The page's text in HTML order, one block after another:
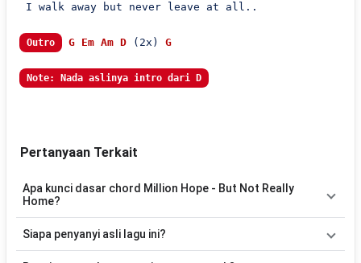
I walk away but never leave at all..
Outro G Em Am D (2x) G
Note: Nada aslinya intro dari D
Pertanyaan Terkait
Apa kunci dasar chord Million Hope - But Not Really
Home?
Am, D, C, Bm, E . Versi chord ini telah disederhanakan sehingga
Siapa penyanyi asli lagu ini?